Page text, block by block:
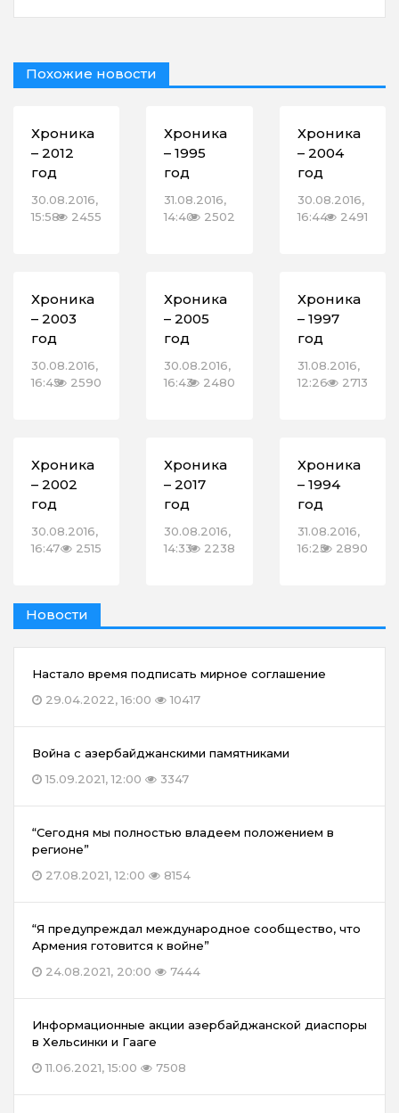
Похожие новости
Хроника
– 2012
год
30.08.2016,
15:58
2455
Хроника
– 1995
год
31.08.2016,
14:40 2502
Хроника
– 2004
год
30.08.2016,
16:44
2491
Хроника
– 2003
год
30.08.2016,
16:45
2590
Хроника
– 2005
год
30.08.2016,
16:43 2480
Хроника
– 1997
год
31.08.2016,
12:26
2713
Хроника
– 2002
год
30.08.2016,
16:47
2515
Хроника
– 2017
год
30.08.2016,
14:33 2238
Хроника
– 1994
год
31.08.2016,
16:25 2890
Новости
Настало время подписать мирное соглашение
29.04.2022, 16:00
10417
Война с азербайджанскими памятниками
15.09.2021, 12:00
3347
“Сегодня мы полностью владеем положением в
регионе”
27.08.2021, 12:00
8154
“Я предупреждал международное сообщество, что
Армения готовится к войне”
24.08.2021, 20:00
7444
Информационные акции азербайджанской диаспоры
в Хельсинки и Гааге
11.06.2021, 15:00
7508